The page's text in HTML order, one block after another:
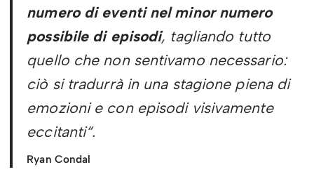
numero di eventi nel minor numero
possibile di episodi, tagliando tutto
quello che non sentivamo necessario:
ciò si tradurrà in una stagione piena di
emozioni e con episodi visivamente
eccitanti“.
Ryan Condal